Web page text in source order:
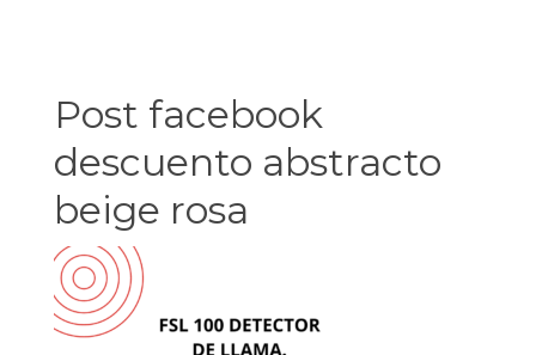
Post facebook
descuento abstracto
beige rosa